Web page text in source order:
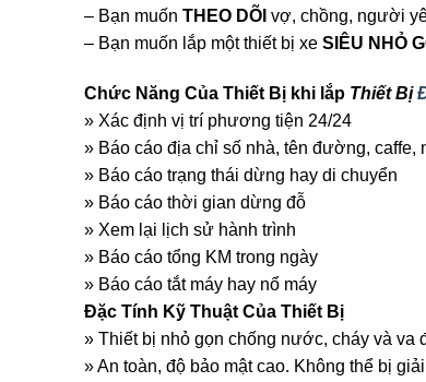
– Bạn muốn THEO DÕI vợ, chồng, người
– Bạn muốn lắp một thiết bị xe SIÊU NHỎ
Chức Năng Của Thiết Bị khi lắp Thiết Bị
» Xác định vị trí phương tiện 24/24
» Báo cáo địa chỉ số nhà, tên đường, caffe,
» Báo cáo trạng thái dừng hay di chuyển
» Báo cáo thời gian dừng đỗ
» Xem lại lịch sử hành trình
» Báo cáo tổng KM trong ngày
» Báo cáo tắt máy hay nổ máy
Đặc Tính Kỹ Thuật Của Thiết Bị
» Thiết bị nhỏ gọn chống nước, cháy và va
» An toàn, độ bảo mật cao. Không thể bị